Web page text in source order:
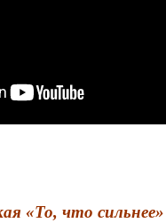
«То, что сильнее»